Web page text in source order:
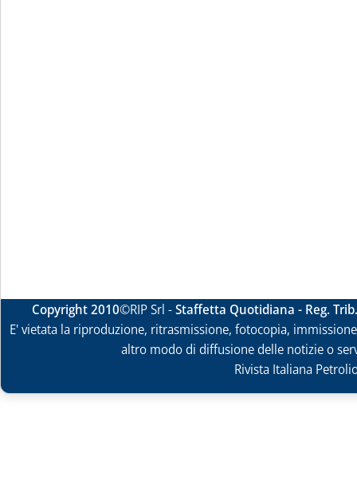
Copyright 2010©RIP Srl -Staffetta Quotidiana - Reg.
E' vietata la riproduzione, ritrasmissione, fotocopia,
altro modo di diffusione delle notizie o
Rivista Italiana